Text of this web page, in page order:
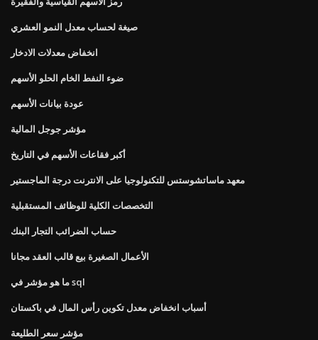
صيغة لحساب معدل النمو العشري
انخفاض معدلات الادخار
ضوء النفط الخام الحلو الأسهم
عودة بيانات الأسهم
مؤشر جوجل المالية
أكبر فقاعات الأسهم في التاريخ
معهد ماساتشوستس للتكنولوجيا على الانترنت درجة الماجستير
التخصصات الكلية للوظائف المستقبلية
حساب الضرائب التجار البنك
الأعمال الصغيرة بيع قالب العقد مجانا
ما هو مؤشر في sql
أسباب انخفاض معدل تكوين رأس المال في باكستان
مؤشر سعر الطليعة